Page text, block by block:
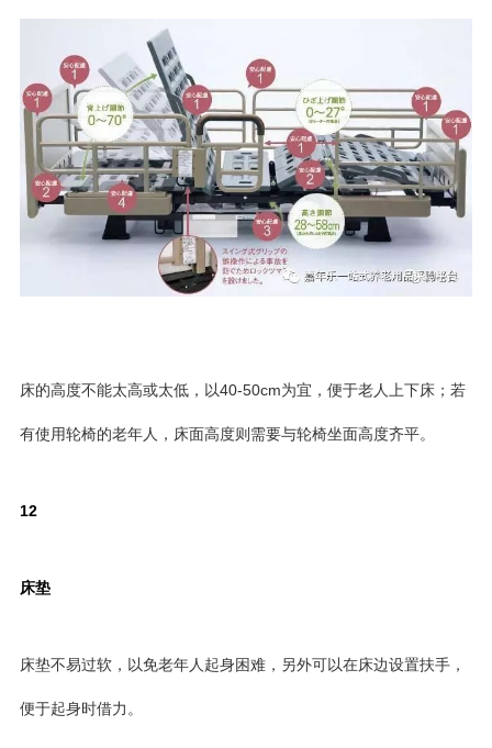
床的高度不能太高或太低，以40-50cm为宜，便于老人上下床；若
有使用轮椅的老年人，床面高度则需要与轮椅坐面高度齐平。
12
床垫
床垫不易过软，以免老年人起身困难，另外可以在床边设置扶手，
便于起身时借力。